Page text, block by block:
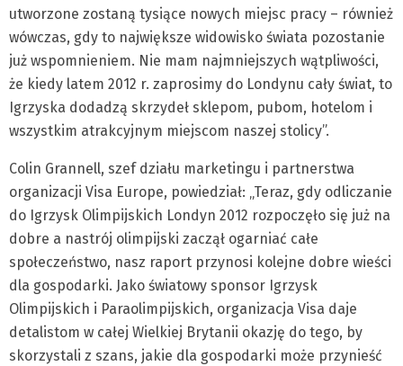
utworzone zostaną tysiące nowych miejsc pracy – również
wówczas, gdy to największe widowisko świata pozostanie
już wspomnieniem. Nie mam najmniejszych wątpliwości,
że kiedy latem 2012 r. zaprosimy do Londynu cały świat, to
Igrzyska dodadzą skrzydeł sklepom, pubom, hotelom i
wszystkim atrakcyjnym miejscom naszej stolicy”.
Colin Grannell, szef działu marketingu i partnerstwa
organizacji Visa Europe, powiedział: „Teraz, gdy odliczanie
do Igrzysk Olimpijskich Londyn 2012 rozpoczęło się już na
dobre a nastrój olimpijski zaczął ogarniać całe
społeczeństwo, nasz raport przynosi kolejne dobre wieści
dla gospodarki. Jako światowy sponsor Igrzysk
Olimpijskich i Paraolimpijskich, organizacja Visa daje
detalistom w całej Wielkiej Brytanii okazję do tego, by
skorzystali z szans, jakie dla gospodarki może przynieść